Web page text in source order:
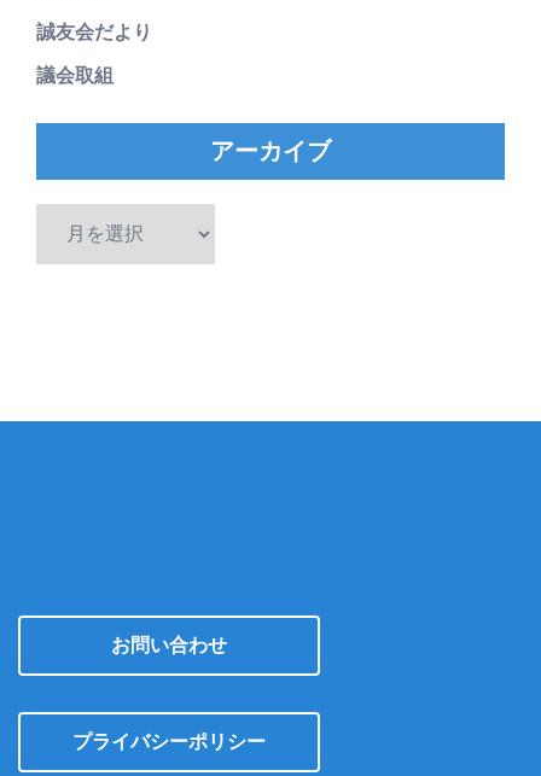
誠友会だより
議会取組
アーカイブ
お問い合わせ
プライバシーポリシー